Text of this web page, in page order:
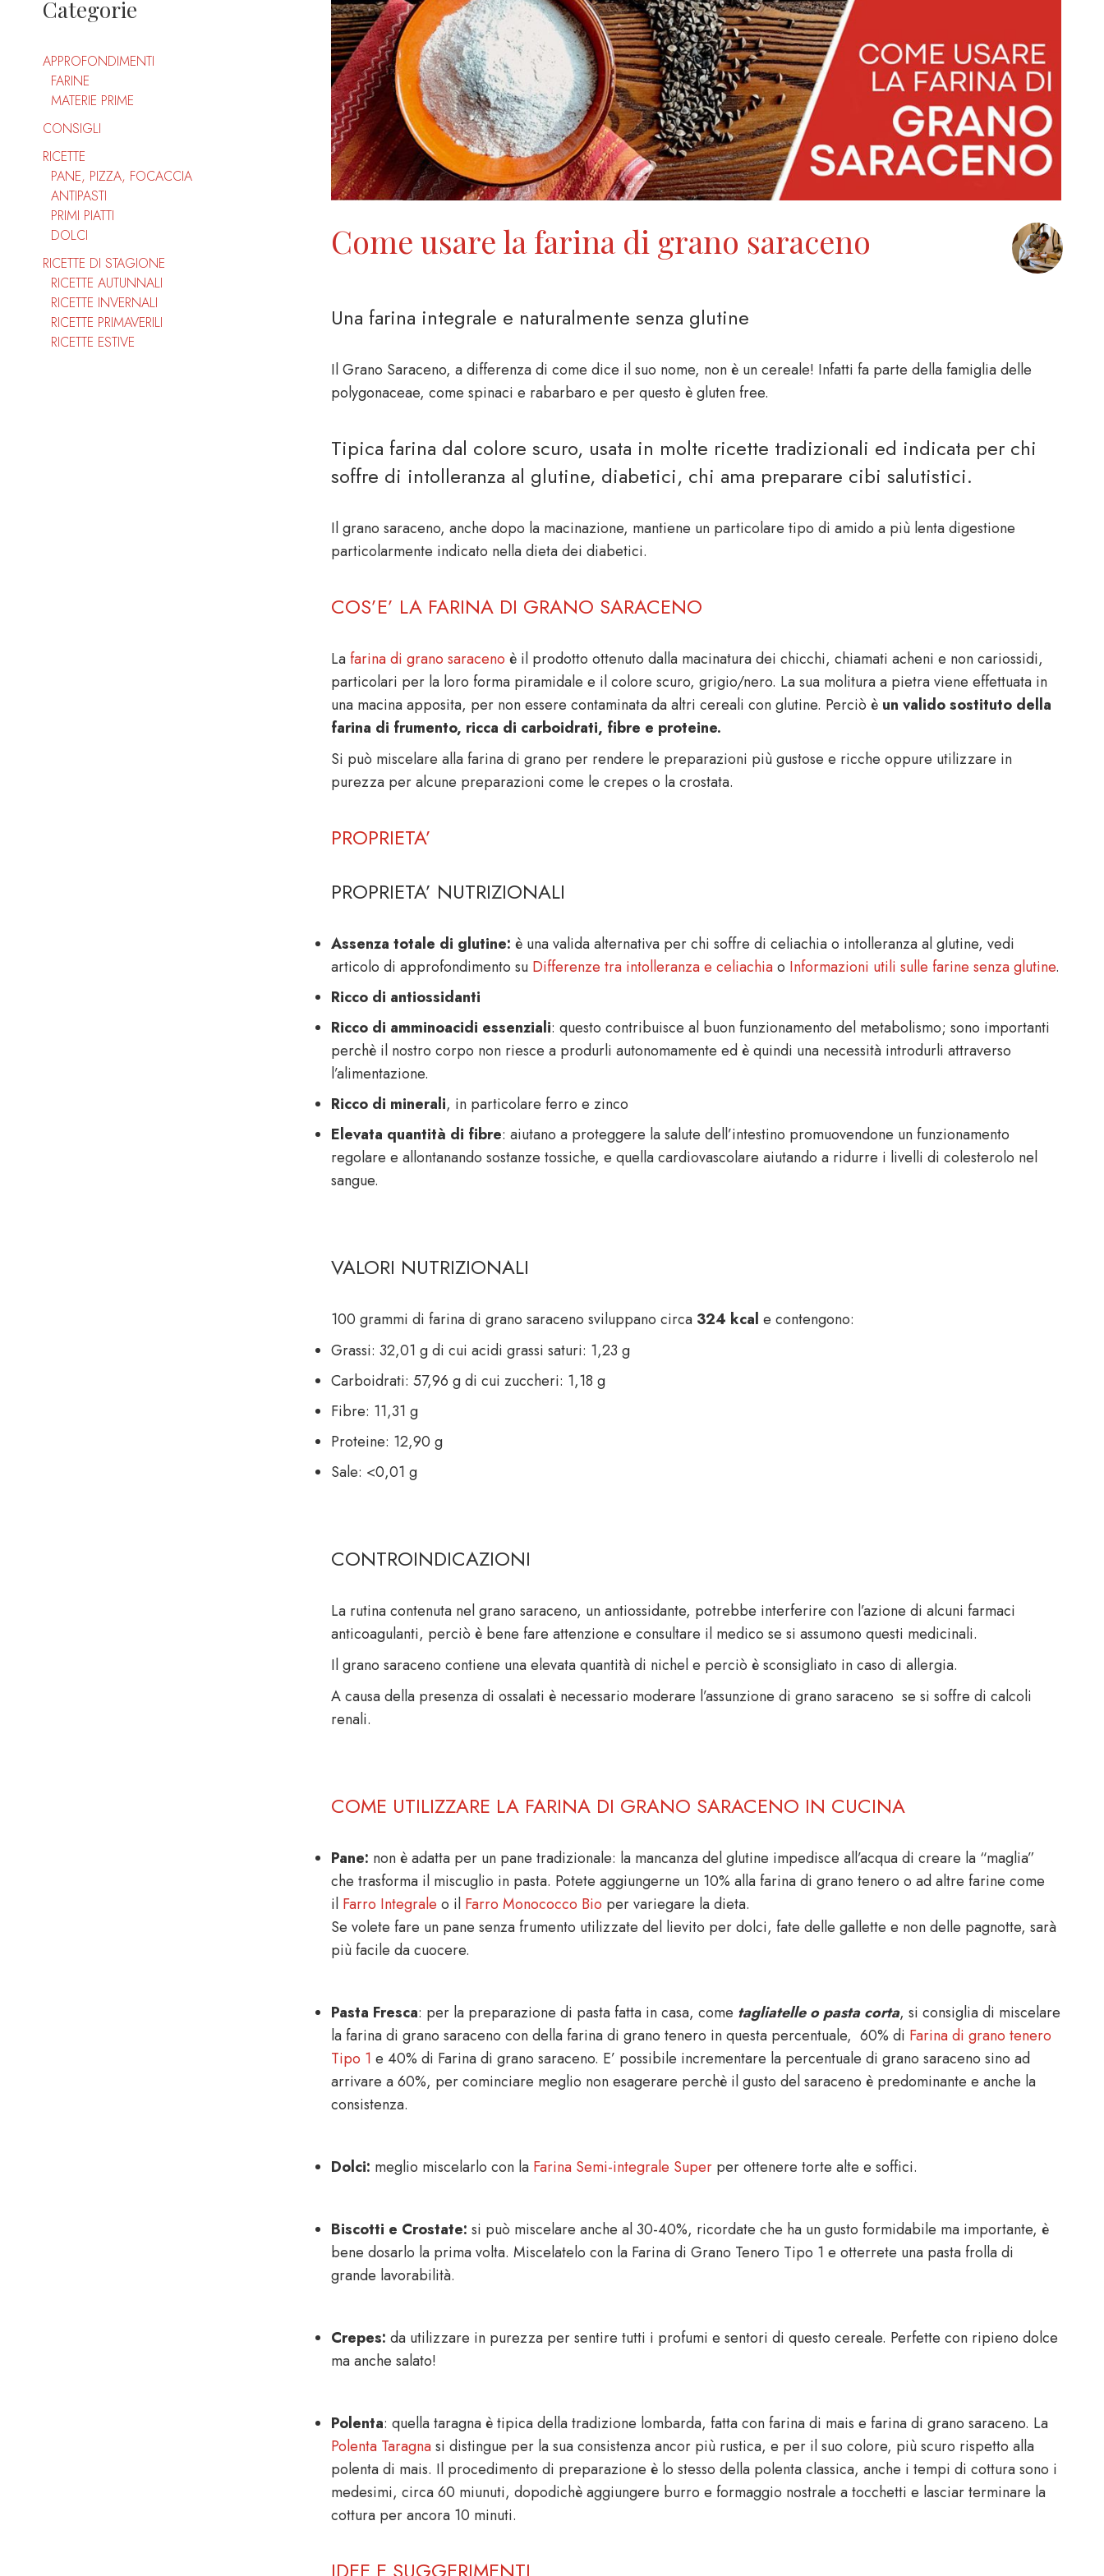
Categorie
APPROFONDIMENTI
FARINE
MATERIE PRIME
CONSIGLI
RICETTE
PANE, PIZZA, FOCACCIA
ANTIPASTI
PRIMI PIATTI
DOLCI
RICETTE DI STAGIONE
RICETTE AUTUNNALI
RICETTE INVERNALI
RICETTE PRIMAVERILI
RICETTE ESTIVE
Come usare la farina di grano saraceno
Una farina integrale e naturalmente senza glutine
Il Grano Saraceno, a differenza di come dice il suo nome, non è un cereale! Infatti fa parte della famiglia delle
polygonaceae, come spinaci e rabarbaro e per questo è gluten free.
Tipica farina dal colore scuro, usata in molte ricette tradizionali ed indicata per chi
soffre di intolleranza al glutine, diabetici, chi ama preparare cibi salutistici.
Il grano saraceno, anche dopo la macinazione, mantiene un particolare tipo di amido a più lenta digestione
particolarmente indicato nella dieta dei diabetici.
COS’E’ LA FARINA DI GRANO SARACENO
Lafarina di grano saraceno è il prodotto ottenuto dalla macinatura dei chicchi, chiamati acheni e non cariossidi,
particolari per la loro forma piramidale e il colore scuro, grigio/nero. La sua molitura a pietra viene effettuata in
una macina apposita, per non essere contaminata da altri cereali con glutine. Perciò èun valido sostituto della
farina di frumento, ricca di carboidrati, fibre e proteine.
Si può miscelare alla farina di grano per rendere le preparazioni più gustose e ricche oppure utilizzare in
purezza per alcune preparazioni come le crepes o la crostata.
PROPRIETA’
PROPRIETA’ NUTRIZIONALI
Assenza totale di glutine: è una valida alternativa per chi soffre di celiachia o intolleranza al glutine, vedi
articolo di approfondimento su Differenze tra intolleranza e celiachiao Informazioni utili sulle farine senza glutine.
Ricco di antiossidanti
Ricco di amminoacidi essenziali: questo contribuisce al buon funzionamento del metabolismo; sono importanti
perchè il nostro corpo non riesce a produrli autonomamente ed è quindi una necessità introdurli attraverso
l’alimentazione.
Ricco di minerali, in particolare ferro e zinco
Elevata quantità di fibre: aiutano a proteggere la salute dell’intestino promuovendone un funzionamento
regolare e allontanando sostanze tossiche, e quella cardiovascolare aiutando a ridurre i livelli di colesterolo nel
sangue.
VALORI NUTRIZIONALI
100 grammi di farina di grano saraceno sviluppano circa 324 kcal e contengono:
Grassi: 32,01 g di cui acidi grassi saturi: 1,23 g
Carboidrati: 57,96 g di cui zuccheri: 1,18 g
Fibre: 11,31 g
Proteine: 12,90 g
Sale: <0,01 g
CONTROINDICAZIONI
La rutina contenuta nel grano saraceno, un antiossidante, potrebbe interferire con l’azione di alcuni farmaci
anticoagulanti, perciò è bene fare attenzione e consultare il medico se si assumono questi medicinali.
Il grano saraceno contiene una elevata quantità di nichel e perciò è sconsigliato in caso di allergia.
A causa della presenza di ossalati è necessario moderare l’assunzione di grano saraceno se si soffre di calcoli
renali.
COME UTILIZZARE LA FARINA DI GRANO SARACENO IN CUCINA
Pane: non è adatta per un pane tradizionale: la mancanza del glutine impedisce all’acqua di creare la “maglia”
che trasforma il miscuglio in pasta. Potete aggiungerne un 10% alla farina di grano tenero o ad altre farine come
il Farro Integrale o il Farro Monococco Bio per variegare la dieta.
Se volete fare un pane senza frumento utilizzate del lievito per dolci, fate delle gallette e non delle pagnotte, sarà
più facile da cuocere.
Pasta Fresca: per la preparazione di pasta fatta in casa, come tagliatelle o pasta corta, si consiglia di miscelare
la farina di grano saraceno con della farina di grano tenero in questa percentuale, 60% di Farina di grano tenero
Tipo 1 e 40% di Farina di grano saraceno. E’ possibile incrementare la percentuale di grano saraceno sino ad
arrivare a 60%, per cominciare meglio non esagerare perchè il gusto del saraceno è predominante e anche la
consistenza.
Dolci: meglio miscelarlo con la Farina Semi-integrale Superper ottenere torte alte e soffici.
Biscotti e Crostate: si può miscelare anche al 30-40%, ricordate che ha un gusto formidabile ma importante, è
bene dosarlo la prima volta. Miscelatelo con la Farina di Grano Tenero Tipo 1 e otterrete una pasta frolla di
grande lavorabilità.
Crepes: da utilizzare in purezza per sentire tutti i profumi e sentori di questo cereale. Perfette con ripieno dolce
ma anche salato!
Polenta: quella taragna è tipica della tradizione lombarda, fatta con farina di mais e farina di grano saraceno. La
Polenta Taragnasi distingue per la sua consistenza ancor più rustica, e per il suo colore, più scuro rispetto alla
polenta di mais. Il procedimento di preparazione è lo stesso della polenta classica, anche i tempi di cottura sono i
medesimi, circa 60 miunuti, dopodichè aggiungere burro e formaggio nostrale a tocchetti e lasciar terminare la
cottura per ancora 10 minuti.